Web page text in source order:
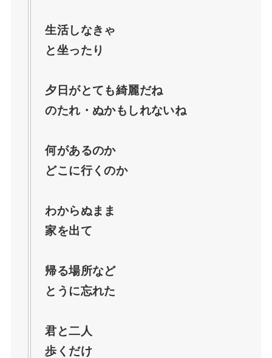
生活しなきゃ
と坐ったり
夕日がとても綺麗だね
のたれ・ぬかもしれないね
何があるのか
どこに行くのか
わからぬまま
家を出て
帰る場所など
とうに忘れた
君と二人
歩くだけ